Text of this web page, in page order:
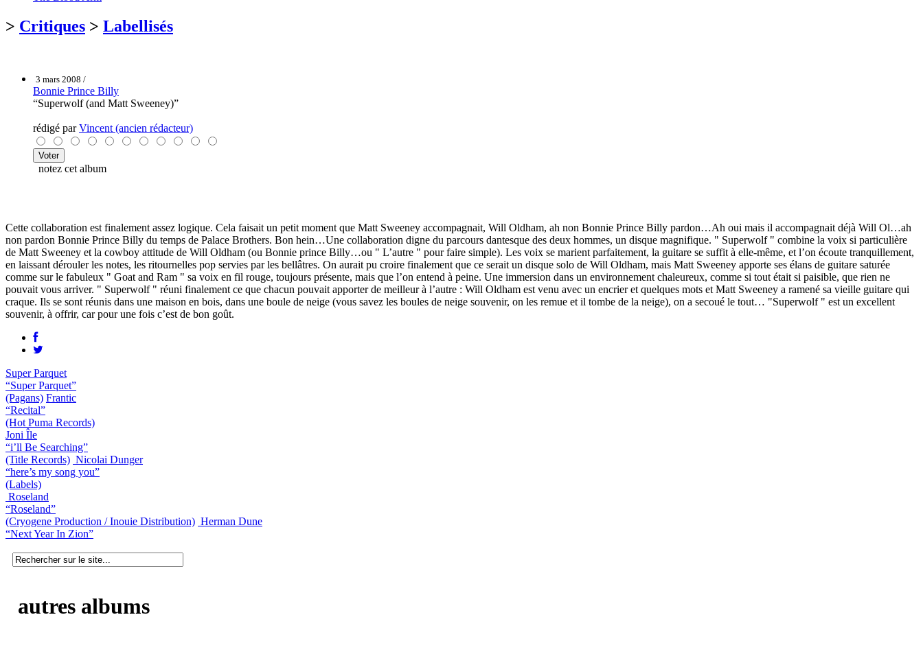
> Critiques > Labellisés
3 mars 2008 /
Bonnie Prince Billy
“Superwolf (and Matt Sweeney)”
rédigé parVincent (ancien rédacteur)
notez cet album
Cette collaboration est finalement assez logique. Cela faisait un petit moment que Matt Sweeney accompagnait, Will Oldham, ah non Bonnie Prince Billy pardon…Ah oui mais il accompagnait déjà Will Ol…ah
non pardon Bonnie Prince Billy du temps de Palace Brothers. Bon hein…Une collaboration digne du parcours dantesque des deux hommes, un disque magnifique. " Superwolf " combine la voix si particulière
de Matt Sweeney et la cowboy attitude de Will Oldham (ou Bonnie prince Billy…ou " L’autre " pour faire simple). Les voix se marient parfaitement, la guitare se suffit à elle-même, et l’on écoute tranquillement,
en laissant dérouler les notes, les ritournelles pop servies par les bellâtres. On aurait pu croire finalement que ce serait un disque solo de Will Oldham, mais Matt Sweeney apporte ses élans de guitare saturée
comme sur le fabuleux " Goat and Ram " sa voix en fil rouge, toujours présente, mais que l’on entend à peine. Une immersion dans un environnement chaleureux, comme si tout était si paisible, que rien ne
pouvait vous arriver. " Superwolf " réuni finalement ce que chacun pouvait apporter de meilleur à l’autre : Will Oldham est venu avec un encrier et quelques mots et Matt Sweeney a ramené sa vieille guitare qui
craque. Ils se sont réunis dans une maison en bois, dans une boule de neige (vous savez les boules de neige souvenir, on les remue et il tombe de la neige), on a secoué le tout… "Superwolf " est un excellent
souvenir, à offrir, car pour une fois c’est de bon goût.
Super Parquet
“Super Parquet”
(Pagans) Frantic
“Recital”
(Hot Puma Records)
Joni Île
“i’ll Be Searching”
(Title Records) Nicolai Dunger
“here’s my song you”
(Labels)
Roseland
“Roseland”
(Cryogene Production / Inouie Distribution) Herman Dune
“Next Year In Zion”
autres albums